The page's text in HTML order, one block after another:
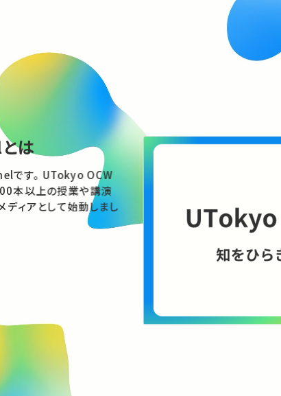
会にどう向き合うべきか
から考える技術と倫
ら
エネルギー、宇宙開発。技術の進展は社会
のでしょうか。具体的な事例を手がかり
関係をさぐります。